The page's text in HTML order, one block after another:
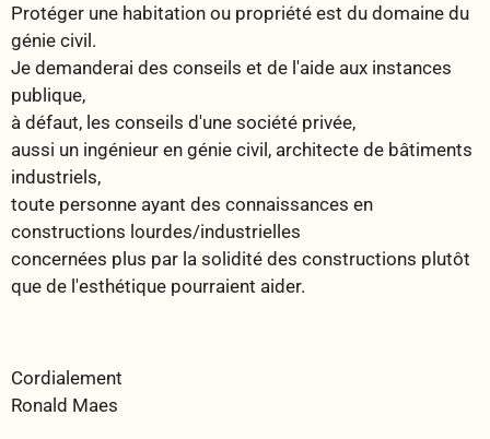
Protéger une habitation ou propriété est du domaine du
génie civil.
Je demanderai des conseils et de l'aide aux instances
publique,
à défaut, les conseils d'une société privée,
aussi un ingénieur en génie civil, architecte de bâtiments
industriels,
toute personne ayant des connaissances en
constructions lourdes/industrielles
concernées plus par la solidité des constructions plutôt
que de l'esthétique pourraient aider.
Cordialement
Ronald Maes